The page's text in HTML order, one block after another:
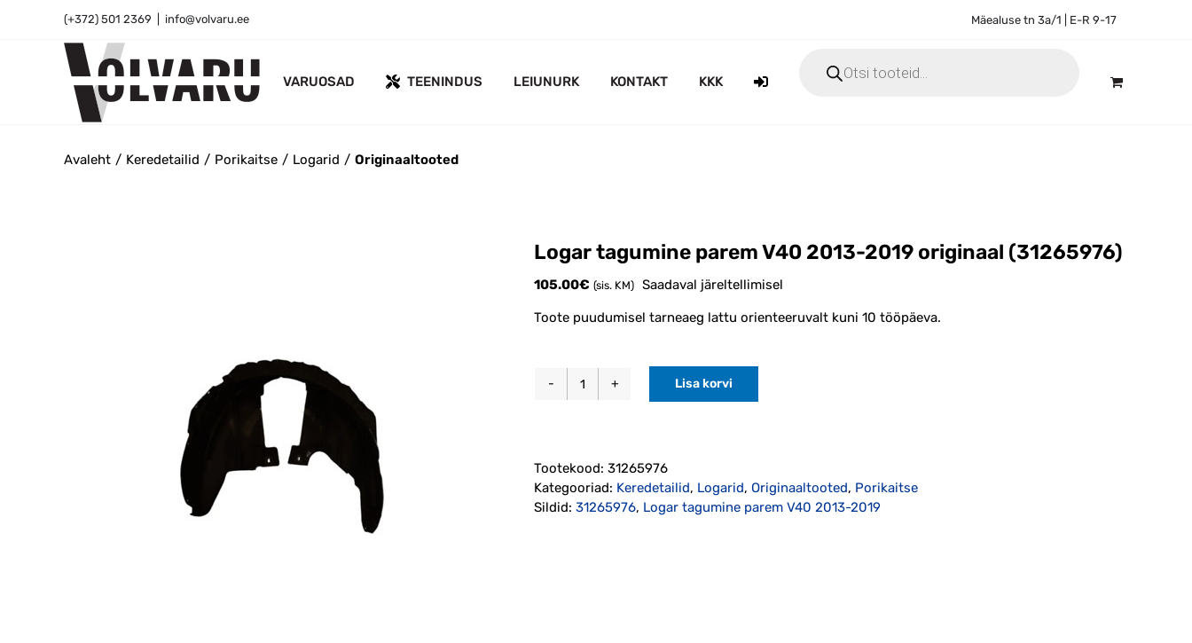
(+372) 501 2369 info@volvaru.ee Mäealuse tn 3a/1 | E-R 9-17
VARUOSAD TEENINDUS LEIUNURK KONTAKT KKK
search
Avaleht Keredetailid Porikaitse Logarid Originaaltooted
Logar tagumine parem V40 2013-2019 originaal (31265976)
105.00€ (sis. KM) Saadaval järeltellimisel
Toote puudumisel tarneaeg lattu orienteeruvalt kuni 10 tööpäeva.
Logar
2013-
2019
originaal
Lisa korvi
Tootekood: 31265976
Kategooriad: Keredetailid, Logarid, Originaaltooted, Porikaitse
Sildid: 31265976, Logar tagumine parem V40 2013-2019